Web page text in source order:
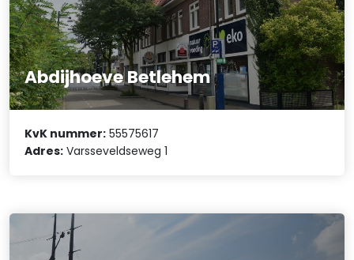
Abdijhoeve Betlehem
KvK nummer: 55575617
Adres: Varsseveldseweg 1